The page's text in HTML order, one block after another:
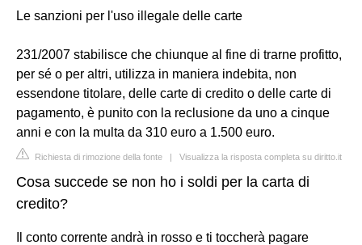
Le sanzioni per l'uso illegale delle carte
231/2007 stabilisce che chiunque al fine di trarne profitto,
per sé o per altri, utilizza in maniera indebita, non
essendone titolare, delle carte di credito o delle carte di
pagamento, è punito con la reclusione da uno a cinque
anni e con la multa da 310 euro a 1.500 euro.
Richiesta di rimozione della fonte | Visualizza la risposta completa su diritto.it
Cosa succede se non ho i soldi per la carta di
credito?
Il conto corrente andrà in rosso e ti toccherà pagare